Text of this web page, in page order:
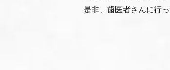
是非、歯医者さんに行